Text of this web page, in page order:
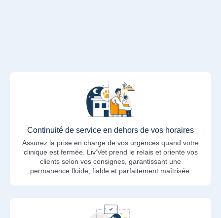
Continuité de service en dehors de vos horaires
Assurez la prise en charge de vos urgences quand votre
clinique est fermée. Liv’Vet prend le relais et oriente vos
clients selon vos consignes, garantissant une
permanence fluide, fiable et parfaitement maîtrisée.